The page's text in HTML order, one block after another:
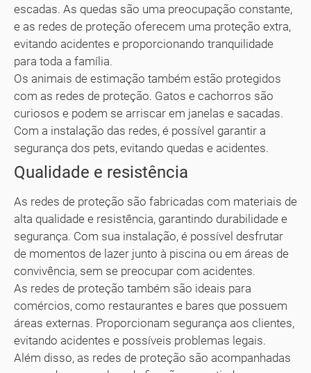
escadas. As quedas são uma preocupação constante,
e as redes de proteção oferecem uma proteção extra,
evitando acidentes e proporcionando tranquilidade
para toda a família.
Os animais de estimação também estão protegidos
com as redes de proteção. Gatos e cachorros são
curiosos e podem se arriscar em janelas e sacadas.
Com a instalação das redes, é possível garantir a
segurança dos pets, evitando quedas e acidentes.
Qualidade e resistência
As redes de proteção são fabricadas com materiais de
alta qualidade e resistência, garantindo durabilidade e
segurança. Com sua instalação, é possível desfrutar
de momentos de lazer junto à piscina ou em áreas de
convivência, sem se preocupar com acidentes.
As redes de proteção também são ideais para
comércios, como restaurantes e bares que possuem
áreas externas. Proporcionam segurança aos clientes,
evitando acidentes e possíveis problemas legais.
Além disso, as redes de proteção são acompanhadas